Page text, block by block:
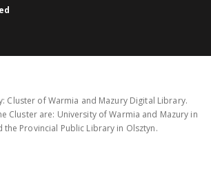
Cluster of Warmia and Mazury Digital Library.
Cluster are: University of Warmia and Mazury in
the Provincial Public Library in Olsztyn.